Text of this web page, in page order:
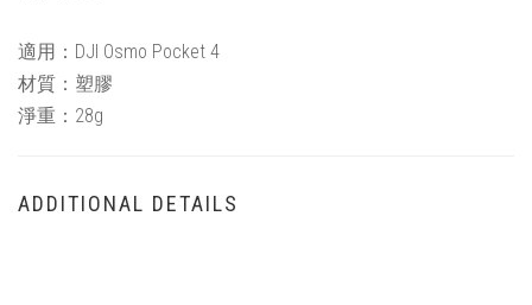
適用：DJI Osmo Pocket 4
材質：塑膠
淨重：28g
ADDITIONAL DETAILS